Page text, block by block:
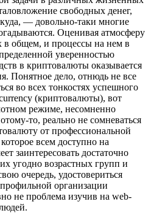
свободных денег,
— довольно-таки многие
Оценивая атмосферу
общем, и процессы на нем в
уверенностью
в криптовалюты оказывается
Понятное дело, отнюдь не все
во всех тонкостях успешного
(криптовалюты), вот
режиме, несомненно
то, реально не сомневаться
от профессиональной
всем доступно на
заинтересовать достаточно
угодно возрастных групп и
очередь, удостовериться
организации
не проблема изучив на web-